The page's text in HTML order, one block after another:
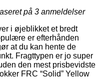
på 3 anmeldelser
i øjeblikket et bredt
er efterhånden
at du kan hente de
Fragttypen er jo super
den mest prisbevidste
FRC “Solid” Yellow